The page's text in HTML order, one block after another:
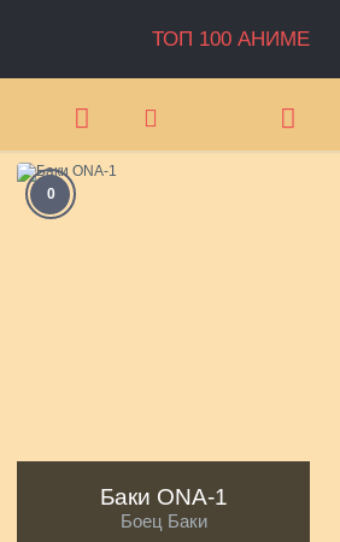
Chapters
0
Баки ONA-1
Боец Баки
ТОП 100 АНИМЕ